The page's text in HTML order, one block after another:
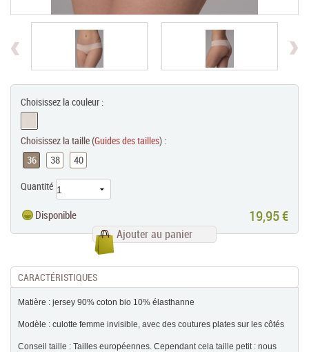
Choisissez la couleur :
Choisissez la taille (Guides des tailles) :
36
38
40
Quantité
Disponible 19,95 €
Ajouter au panier
CARACTÉRISTIQUES
Matière : jersey 90% coton bio 10% élasthanne
Modèle : culotte femme invisible, avec des coutures plates sur les côtés
Conseil taille : Tailles européennes. Cependant cela taille petit : nous